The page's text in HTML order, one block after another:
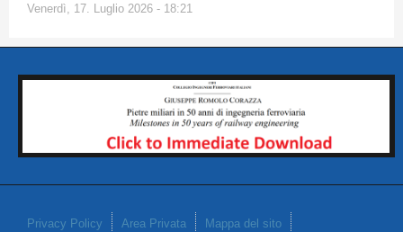
Venerdì, 17. Luglio 2026 - 18:21
Privacy Policy Area Privata Mappa del sito